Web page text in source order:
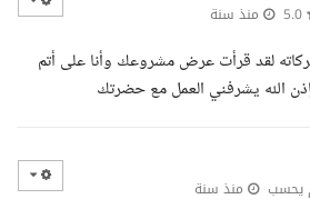
منذ سنة
لقد قرأت عرض مشروعك وأنا على أتم
الله يشرفني العمل مع حضرتك
يحسب منذ سنة